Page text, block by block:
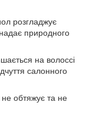
розгладжує
природного
на волоссі
салонного
не обтяжує та не